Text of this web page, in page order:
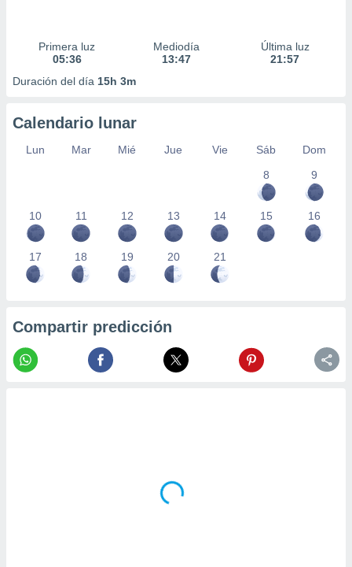
Primera luz
05:36
Mediodía
13:47
Última luz
21:57
Duración del día 15h 3m
Calendario lunar
Lun Mar Mié Jue Vie Sáb
Dom
8
9
10 11 12 13 14 15 16
17 18 19 20 21
Compartir predicción